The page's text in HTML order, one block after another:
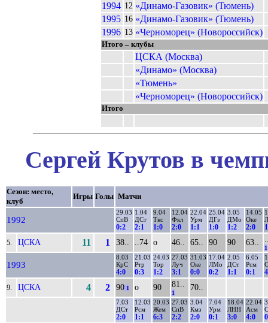
1994 12 «Динамо-Газовик» (Тюмень)
1995 16 «Динамо-Газовик» (Тюмень)
1996 13 «Черноморец» (Новороссийск)
Итого – клубы
ЦСКА (Москва)
«Динамо» (Москва)
«Тюмень»
«Черноморец» (Новороссийск)
Итого
Сергей Крутов в
Сезон: место,
клуб
Игры Голы Матчи
1992
29.03
СпВ
0:2
1.04
ДСт
2:1
9.04
Ткс
1:0
12.04
Фкл
2:0
22.04
Урм
1:1
25.04
ДГз
1:0
3.05
ДМо
1:2
14.05
Оке
2:0
5. ЦСКА 11 1 38.. ..74 о 46.. 65.. 90 90 63..
1
1993
8.03
КрС
4:0
21.03
Ртр
0:3
24.03
Тор
1:2
27.03
Луч
3:1
31.03
Оке
0:0
17.04
ЛМо
0:2
2.05
ДСт
1:1
6.05
Рсм
0:1
9. ЦСКА 4 2 90 1 о 90 81..
1
70..
7.03
ДСт
2:0
12.03
Рсм
1:1
20.03
Жем
6:3
27.03
СпВ
2:2
3.04
Кмз
2:0
7.04
Урм
0:1
18.04
ЛНН
3:0
22.04
Асм
4:0